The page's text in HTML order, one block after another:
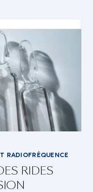
RADIOFRÉQUENCE
RIDES